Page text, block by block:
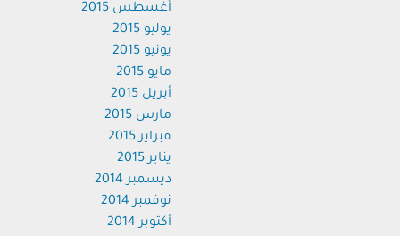
أغسطس 2015
يوليو 2015
يونيو 2015
مايو 2015
أبريل 2015
مارس 2015
فبراير 2015
يناير 2015
ديسمبر 2014
نوفمبر 2014
أكتوبر 2014